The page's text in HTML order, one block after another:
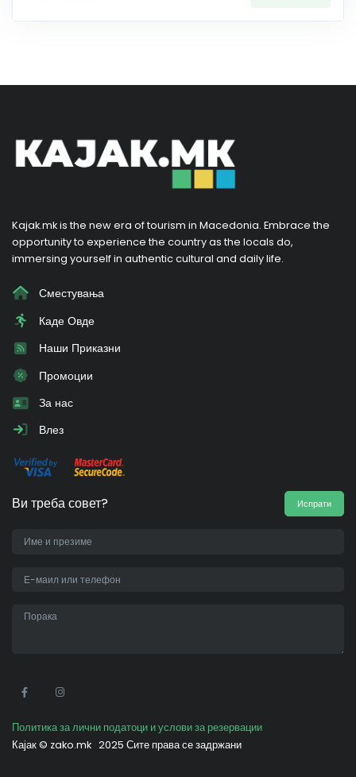
Kajak.mk is the new era of tourism in Macedonia. Embrace the
opportunity to experience the country as the locals do,
immersing yourself in authentic cultural and daily life.
Сместувања
Каде Овде
Наши Приказни
Промоции
За нас
Влез
Ви треба совет? Испрати
Политика за лични податоци и услови за резервации
Кајак © zako.mk 2025 Сите права се задржани